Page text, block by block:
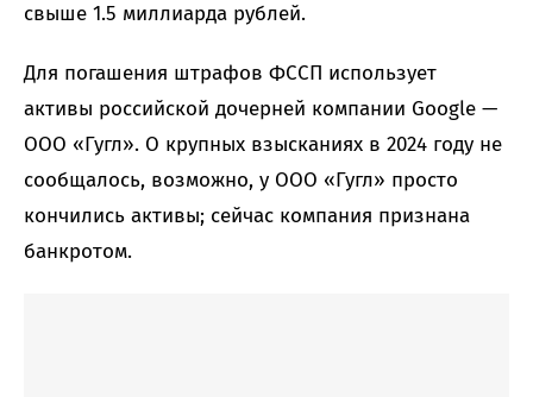
свыше 1.5 миллиарда рублей.
Для погашения штрафов ФССП использует
активы российской дочерней компании Google —
ООО «Гугл». О крупных взысканиях в 2024 году не
сообщалось, возможно, у ООО «Гугл» просто
кончились активы; сейчас компания признана
банкротом.